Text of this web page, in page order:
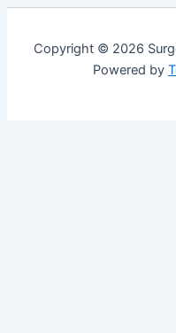
Copyright © 2026
Powered by